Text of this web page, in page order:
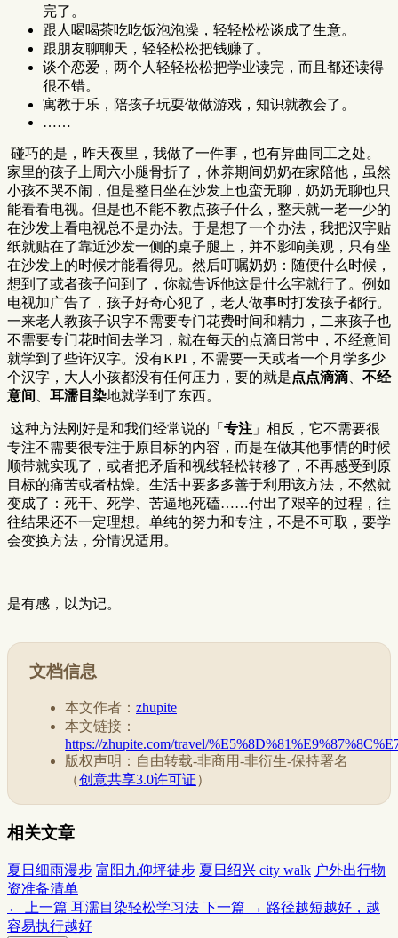
完了。
跟人喝喝茶吃吃饭泡泡澡，轻轻松松谈成了生意。
跟朋友聊聊天，轻轻松松把钱赚了。
谈个恋爱，两个人轻轻松松把学业读完，而且都还读得
很不错。
寓教于乐，陪孩子玩耍做做游戏，知识就教会了。
……
​ 碰巧的是，昨天夜里，我做了一件事，也有异曲同工之处。
家里的孩子上周六小腿骨折了，休养期间奶奶在家陪他，虽然
小孩不哭不闹，但是整日坐在沙发上也蛮无聊，奶奶无聊也只
能看看电视。但是也不能不教点孩子什么，整天就一老一少的
在沙发上看电视总不是办法。于是想了一个办法，我把汉字贴
纸就贴在了靠近沙发一侧的桌子腿上，并不影响美观，只有坐
在沙发上的时候才能看得见。然后叮嘱奶奶：随便什么时候，
想到了或者孩子问到了，你就告诉他这是什么字就行了。例如
电视加广告了，孩子好奇心犯了，老人做事时打发孩子都行。
一来老人教孩子识字不需要专门花费时间和精力，二来孩子也
不需要专门花时间去学习，就在每天的点滴日常中，不经意间
就学到了些许汉字。没有KPI，不需要一天或者一个月学多少
个汉字，大人小孩都没有任何压力，要的就是点点滴滴
不经
意间
耳濡目染地就学到了东西。
​ 这种方法刚好是和我们经常说的「 专注 」相反，它不需要很
专注不需要很专注于原目标的内容，而是在做其他事情的时候
顺带就实现了，或者把矛盾和视线轻松转移了，不再感受到原
目标的痛苦或者枯燥。生活中要多多善于利用该方法，不然就
变成了：死干、死学、苦逼地死磕……付出了艰辛的过程，往
往结果还不一定理想。单纯的努力和专注，不是不可取，要学
会变换方法，分情况适用。
是有感，以为记。
文档信息
本文作者： zhupite
本文链接：
https://zhupite.com/travel/
版权声明：自由转载-非商用-非衍生-保持署名
（创意共享3.0许可证）
相关文章
夏日细雨漫步 富阳九仰坪徒步 夏日绍兴 city walk 户外出行物
资准备清单
← 上一篇 耳濡目染轻松学习法 下一篇 → 路径越短越好，越
容易执行越好